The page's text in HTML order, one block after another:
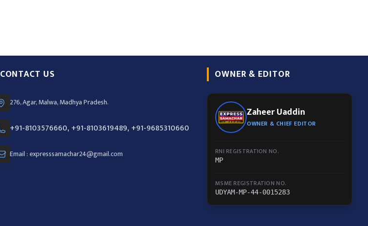
CONTACT US
276, Agar, Malwa, Madhya Pradesh.
+91-8103576660, +91-8103619489, +91-9685310660
Email : expresssamachar24@gmail.com
OWNER & EDITOR
Zaheer Uaddin
OWNER & CHIEF EDITOR
RNI REGISTRATION NO.
MP
MSME REGISTRATION NO.
UDYAM-MP-44-0015283